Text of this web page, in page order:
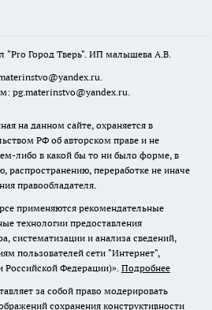
"Pro Город Тверь". ИП малышева А.В.
pg.materinstvo@yandex.ru.
на данном сайте, охраняется в
РФ об авторском праве и не
либо в какой бы то ни было форме, в
распространению, переработке не иначе
правообладателя.
применяются рекомендательные
технологии предоставления
систематизации и анализа сведений,
пользователей сети "Интернет",
Российской Федерации)». Подробнее
за собой право модерировать
сохранения конструктивности